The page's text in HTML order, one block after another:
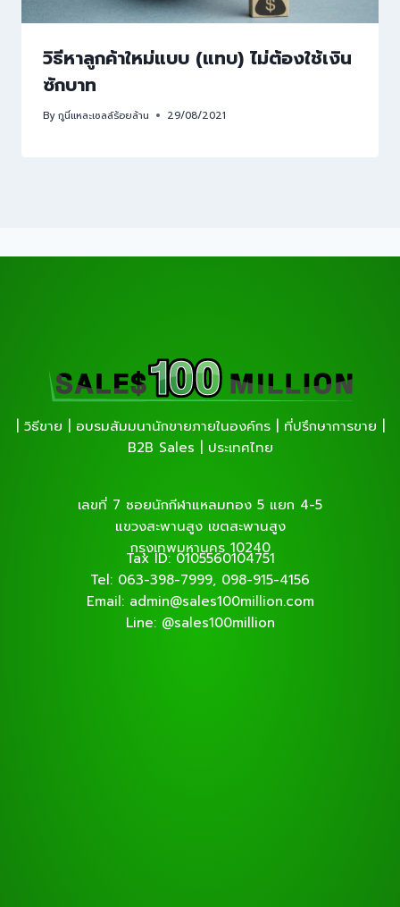
วิธีหาลูกค้าใหม่แบบ (แทบ) ไม่ต้องใช้เงิน
ซักบาท
Byกูนี่แหละเซลล์ร้อยล้าน 29/08/2021
| วิธีขาย | อบรมสัมมนานักขายภายในองค์กร | ที่ปรึกษาการขาย |
B2B Sales | ประเทศไทย
เลขที่ 7 ซอยนักกีฬาแหลมทอง 5 แยก 4-5
แขวงสะพานสูง เขตสะพานสูง
กรุงเทพมหานคร 10240
Tax ID: 0105560104751
Tel: 063-398-7999, 098-915-4156
Email: admin@sales100million.com
Line: @sales100million